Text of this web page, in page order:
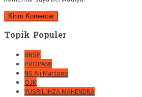
Topik Populer
BNSP
PROPAMI
NS Aji Martono
OJK
YUSRIL IHZA MAHENDRA